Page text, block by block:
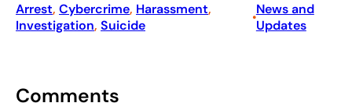
Arrest, Cybercrime, Harassment
Investigation, Suicide
•News and
Updates
Comments